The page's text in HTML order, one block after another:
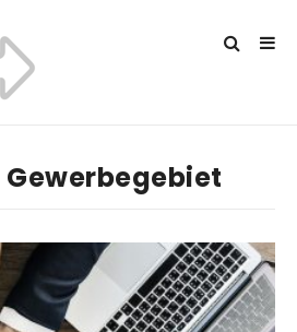
Gewerbegebiet